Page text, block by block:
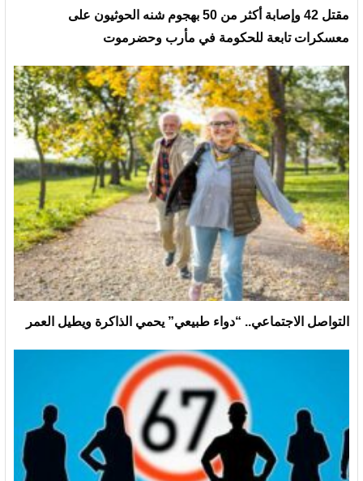
مقتل 42 وإصابة أكثر من 50 بهجوم شنه الحوثيون على
معسكرات تابعة للحكومة في مأرب وحضرموت
التواصل الاجتماعي.. “دواء طبيعي” يحمي الذاكرة ويطيل العمر